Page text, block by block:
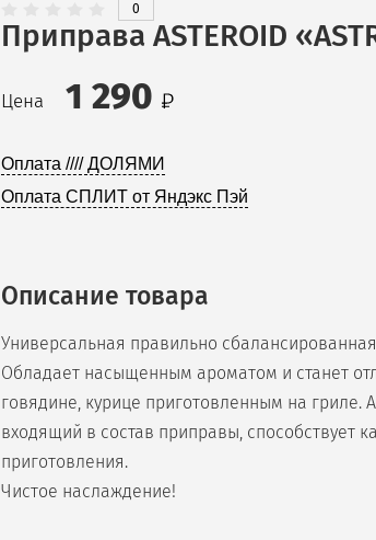
0
Приправа ASTEROID
Цена 1 290
Оплата //// ДОЛЯМИ
Оплата СПЛИТ от Яндэкс Пэй
Описание товара
Универсальная правильно
Обладает насыщенным ароматом и станет
говядине, курице приготовленным на гриле.
входящий в состав приправы, способствует
приготовления.
Чистое наслаждение!